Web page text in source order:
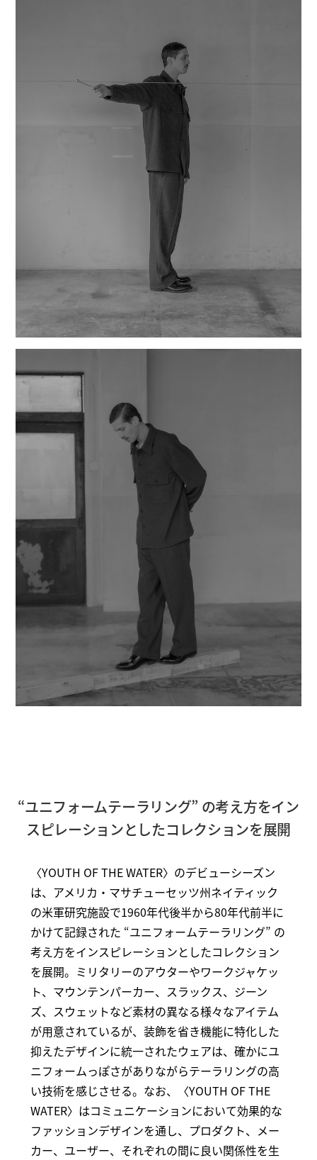
“ユニフォームテーラリング” の考え方をイン
スピレーションとしたコレクションを展開
〈YOUTH OF THE WATER〉のデビューシーズン
は、アメリカ・マサチューセッツ州ネイティック
の米軍研究施設で1960年代後半から80年代前半に
かけて記録された “ユニフォームテーラリング” の
考え方をインスピレーションとしたコレクション
を展開。ミリタリーのアウターやワークジャケッ
ト、マウンテンパーカー、スラックス、ジーン
ズ、スウェットなど素材の異なる様々なアイテム
が用意されているが、装飾を省き機能に特化した
抑えたデザインに統一されたウェアは、確かにユ
ニフォームっぽさがありながらテーラリングの高
い技術を感じさせる。なお、〈YOUTH OF THE
WATER〉はコミュニケーションにおいて効果的な
ファッションデザインを通し、プロダクト、メー
カー、ユーザー、それぞれの間に良い関係性を生